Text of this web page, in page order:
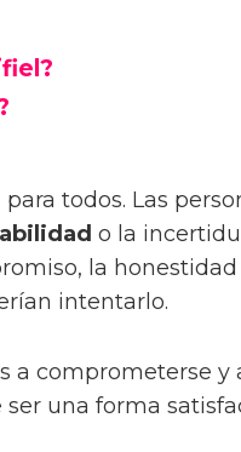
todos. Las
o la
la
intentarlo.
a comprometerse y
una forma